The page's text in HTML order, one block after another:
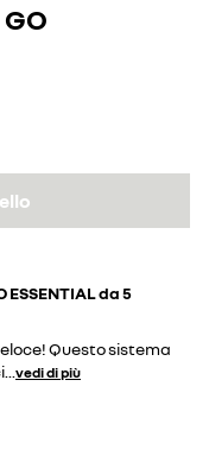
da 5
Questo sistema
vedi di più